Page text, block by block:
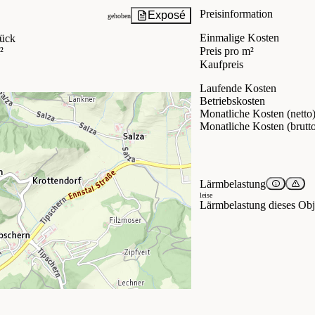
gehoben
Exposé
Lärmbelastung
leise
Lärmbelastung dieses
Preisinformation
Einmalige Kosten
Preis pro m²
Kaufpreis
Laufende Kosten
Betriebskosten
Monatliche Kosten (netto)
Monatliche Kosten